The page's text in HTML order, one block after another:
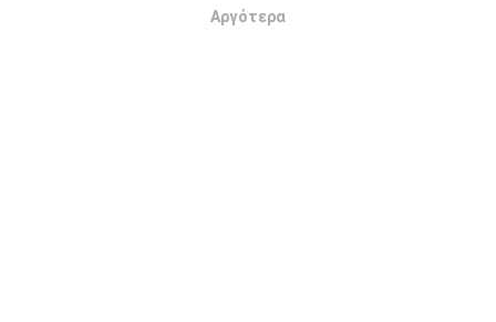
Οι χάρτες κάλυψης δικτύου ενημερώνονται
Αργότερα
Εντάξει